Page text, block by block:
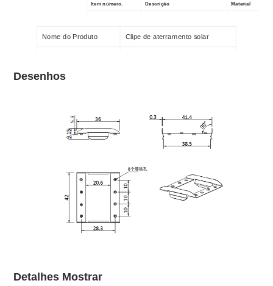
Item número. Descrição Material
Nome do Produto Clipe de aterramento solar
Cor
12 anos
Desenhos
Detalhes Mostrar